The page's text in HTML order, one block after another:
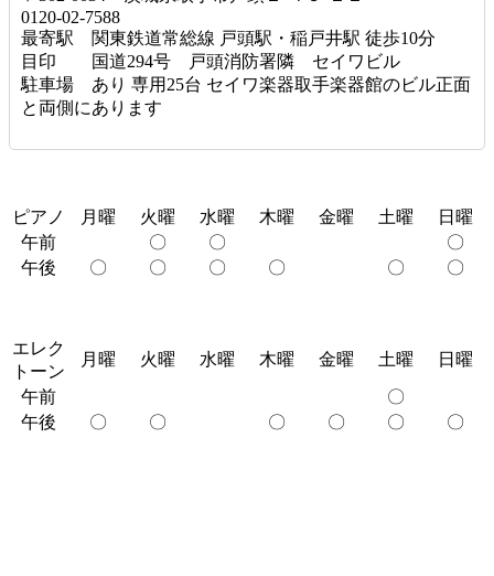
0120-02-7588
最寄駅 関東鉄道常総線 戸頭駅・稲戸井駅 徒歩10分
目印 国道294号 戸頭消防署隣 セイワビル
駐車場 あり 専用25台 セイワ楽器取手楽器館のビル正面
と両側にあります
ピアノ 月曜 火曜 水曜 木曜 金曜 土曜
日曜
午前
〇 〇
〇
午後
〇 〇 〇 〇 〇 〇
エレク
トーン
月曜 火曜 水曜 木曜 金曜 土曜
日曜
午前
〇
午後
〇 〇 〇 〇 〇 〇